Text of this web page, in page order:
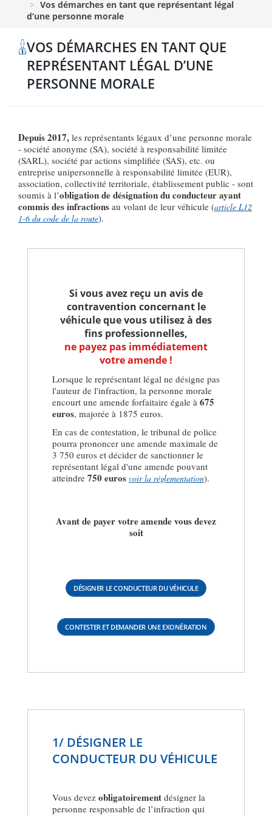
Vos démarches en tant que représentant légal
d’une personne morale
VOS DÉMARCHES EN TANT QUE
REPRÉSENTANT LÉGAL D’UNE
PERSONNE MORALE
Depuis 2017, les représentants légaux d’une personne morale
- société anonyme (SA), société à responsabilité limitée
(SARL), société par actions simplifiée (SAS), etc. ou
entreprise unipersonnelle à responsabilité limitée (EUR),
association, collectivité territoriale, établissement public - sont
soumis à l’obligation de désignation du conducteur ayant
commis des infractions au volant de leur véhicule (article L12
1-6 du code de la route).
Si vous avez reçu un avis de
contravention concernant le
véhicule que vous utilisez à des
fins professionnelles,
ne payez pas immédiatement
votre amende !
Lorsque le représentant légal ne désigne pas
l'auteur de l'infraction, la personne morale
encourt une amende forfaitaire égale à 675
euros, majorée à 1875 euros.
En cas de contestation, le tribunal de police
pourra prononcer une amende maximale de
3 750 euros et décider de sanctionner le
représentant légal d'une amende pouvant
atteindre 750 euros voir la réglementation).
Avant de payer votre amende vous devez
soit
DÉSIGNER LE CONDUCTEUR DU VÉHICULE
CONTESTER ET DEMANDER UNE EXONÉRATION
1/ DÉSIGNER LE
CONDUCTEUR DU VÉHICULE
Vous devez obligatoirement désigner la
personne responsable de l’infraction qui